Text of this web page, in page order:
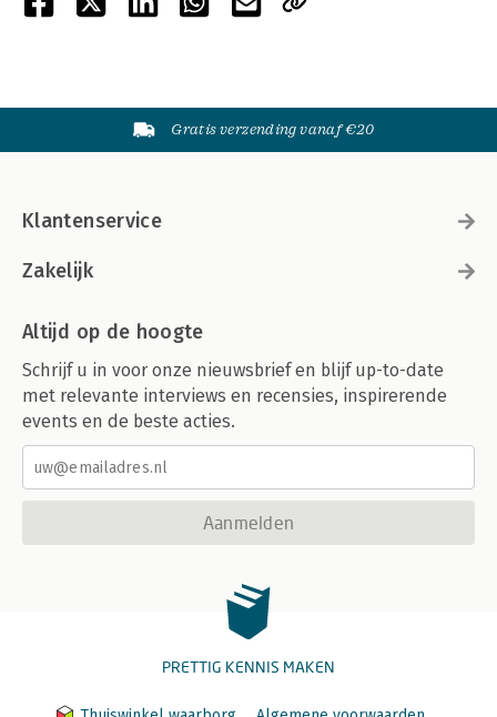
Gratis verzending vanaf €20
Klantenservice
Zakelijk
Altijd op de hoogte
Schrijf u in voor onze nieuwsbrief en blijf up-to-date
met relevante interviews en recensies, inspirerende
events en de beste acties.
Aanmelden
PRETTIG KENNIS MAKEN